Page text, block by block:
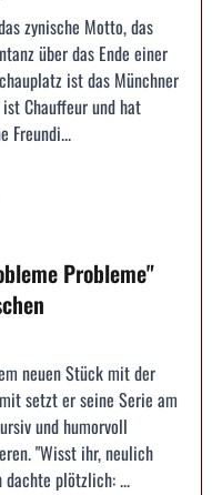
zynische Motto, das
über das Ende einer
ist das Münchner
Chauffeur und hat
Freundi...
Probleme"
neuen Stück mit der
setzt er seine Serie am
und humorvoll
"Wisst ihr, neulich
dachte plötzlich: ...